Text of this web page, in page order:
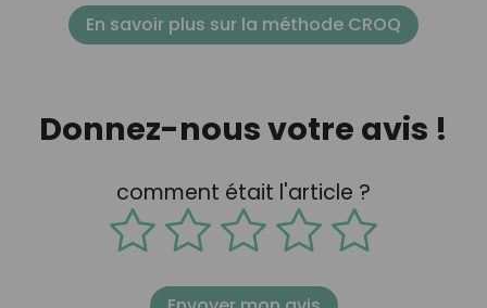
En savoir plus sur la méthode CROQ
Donnez-nous votre avis !
comment était l'article ?